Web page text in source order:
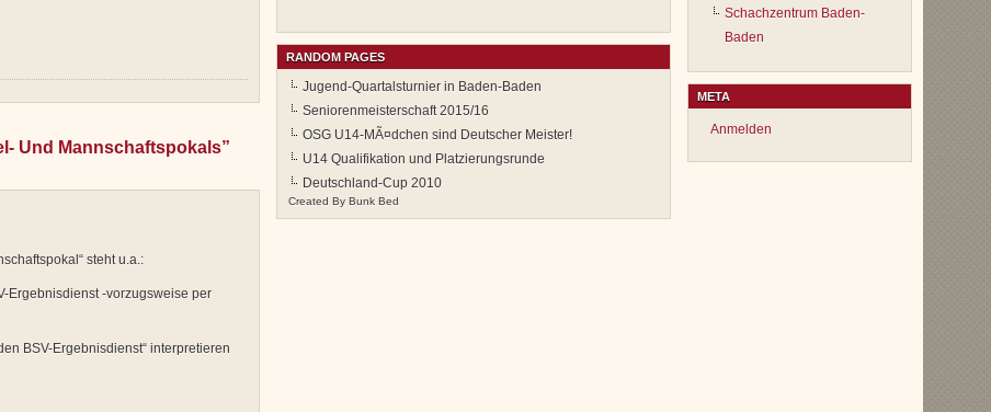
Und Mannschaftspokals”
steht u.a.:
Ergebnisdienst -vorzugsweise per
BSV-Ergebnisdienst“ interpretieren
RANDOM PAGES
Jugend-Quartalsturnier in Baden-Baden
Seniorenmeisterschaft 2015/16
OSG U14-MÃ¤dchen sind Deutscher Meister!
U14 Qualifikation und Platzierungsrunde
Deutschland-Cup 2010
Created By Bunk Bed
Schachzentrum Baden-
Baden
META
Anmelden